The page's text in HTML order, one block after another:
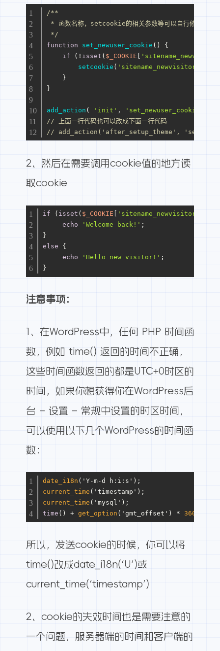
/**
* 函数名称，setcookie的相关参数等可以自行修改
*/
function
set_newuser_cookie ( ) {
if (! isset ( $_COOKIE
setcookie ( 'sitename_newvisitor'
    }
}
add_action ( 'init' , 'set_newuser_cookie'
// 上面一行代码也可以改成下面一行代码
// add_action('after_setup_theme',
2、然后在需要调用cookie值的地方读
取cookie
if ( isset ( $_COOKIE 'sitename_newvisitor'
echo
'Welcome back!' ;
}
else {
echo
'Hello new visitor!' ;
}
注意事项：
1、在WordPress中，任何 PHP 时间函
数，例如 time() 返回的时间不正确，
这些时间函数返回的都是UTC+0时区的
时间，如果你想获得你在WordPress后
台 – 设置 – 常规中设置的时区时间，
可以使用以下几个WordPress的时间函
数：
date_i18n ('Y-m-d h:i:s');
current_time ('timestamp');
current_time ('mysql');
time () + get_option ('gmt_offset') * 3600
所以，发送cookie的时候，你可以将
time()改成date_i18n(‘U’)或
current_time(‘timestamp’)
2、cookie的失效时间也是需要注意的
一个问题，服务器端的时间和客户端的